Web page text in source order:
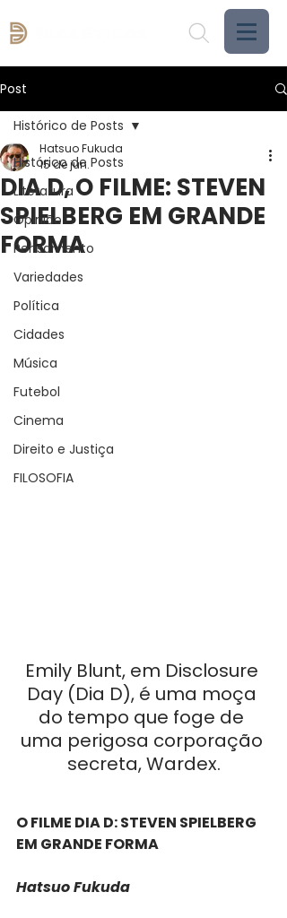
Post
Histórico de Posts
Literatura
Opinião
Pensamento
Variedades
Política
Cidades
Música
Futebol
Cinema
Direito e Justiça
FILOSOFIA
Histórico de Posts
DIA D, O FILME: STEVEN
SPIELBERG EM GRANDE
FORMA
Hatsuo Fukuda
15 de jun.
Emily Blunt, em Disclosure
Day (Dia D), é uma moça
do tempo que foge de
uma perigosa corporação
secreta, Wardex.
O FILME DIA D: STEVEN SPIELBERG
EM GRANDE FORMA
Hatsuo Fukuda